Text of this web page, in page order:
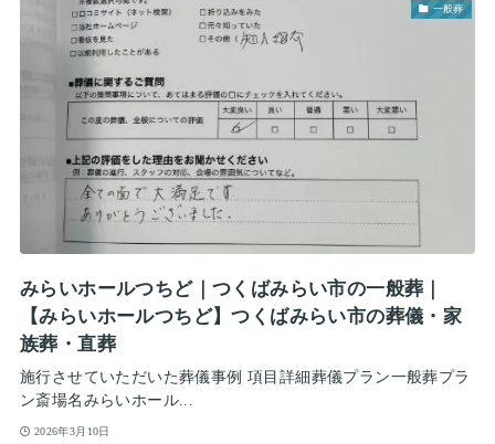
一般葬
みらいホールつちど｜つくばみらい市の一般葬｜
【みらいホールつちど】つくばみらい市の葬儀・家
族葬・直葬
施行させていただいた葬儀事例 項目詳細葬儀プラン一般葬プラ
ン斎場名みらいホール...
2026年3月10日